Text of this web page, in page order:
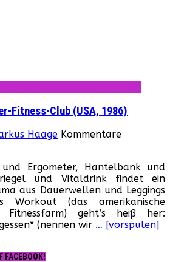
Fitness-Club (USA, 1986)
Haage Kommentare
und Ergometer, Hantelbank und
und Vitaldrink findet ein
aus Dauerwellen und Leggings
Workout (das amerikanische
geht’s heiß her:
(nennen wir … [vorspulen]
FACEBOOK!